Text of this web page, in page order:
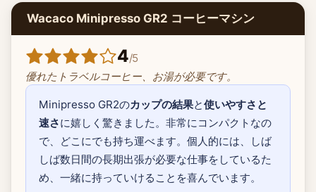
Wacaco Minipresso GR2 コーヒーマシン
4/5
優れたトラベルコーヒー、お湯が必要です。
Minipresso GR2のカップの結果と使いやすさと
速さに嬉しく驚きました。非常にコンパクトなの
で、どこにでも持ち運べます。個人的には、しば
しば数日間の長期出張が必要な仕事をしているた
め、一緒に持っていけることを喜んでいます。